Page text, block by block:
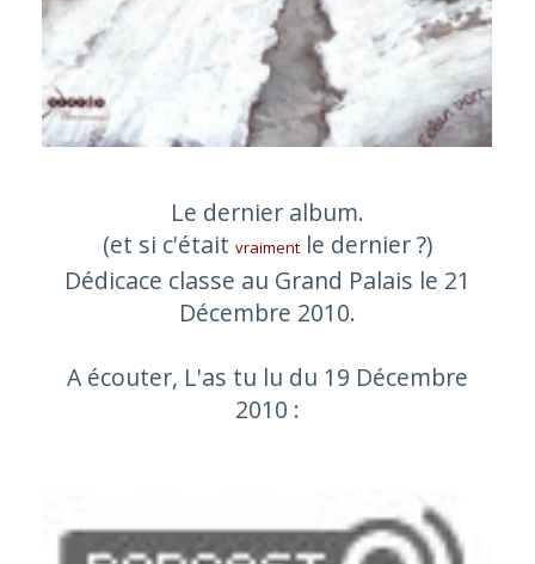
Le dernier album.
(et si c'était vraimentle dernier ?)
Dédicace classe au Grand Palais le 21
Décembre 2010.
A écouter, L'as tu lu du 19 Décembre
2010 :